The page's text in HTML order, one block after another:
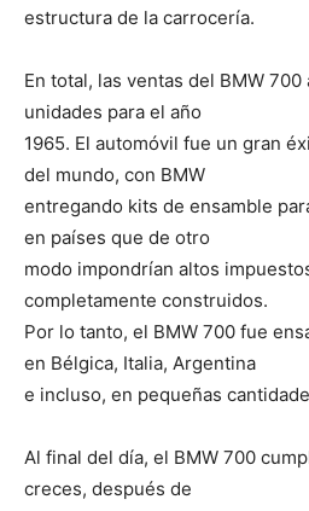
estructura de la carrocería.
En total, las ventas del BMW
unidades para el año
1965. El automóvil fue un gran
del mundo, con BMW
entregando kits de ensamble
en países que de otro
modo impondrían altos
completamente construidos.
Por lo tanto, el BMW 700 fue
en Bélgica, Italia, Argentina
e incluso, en pequeñas
Al final del día, el BMW 700
creces, después de